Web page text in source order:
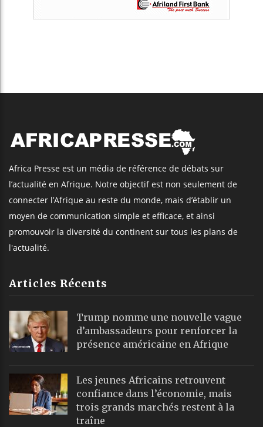
Africa Presse est un média de référence de débats sur
l’actualité en Afrique. Notre objectif est non seulement de
connecter l’Afrique au reste du monde, mais d’établir un
moyen de communication simple et efficace, et ainsi
promouvoir la diversité du continent sur tous les plans de
l'actualité.
Articles Récents
Trump nomme une nouvelle vague
d’ambassadeurs pour renforcer la
présence américaine en Afrique
Les jeunes Africains retrouvent
confiance dans l’économie, mais
trois grands marchés restent à la
traîne